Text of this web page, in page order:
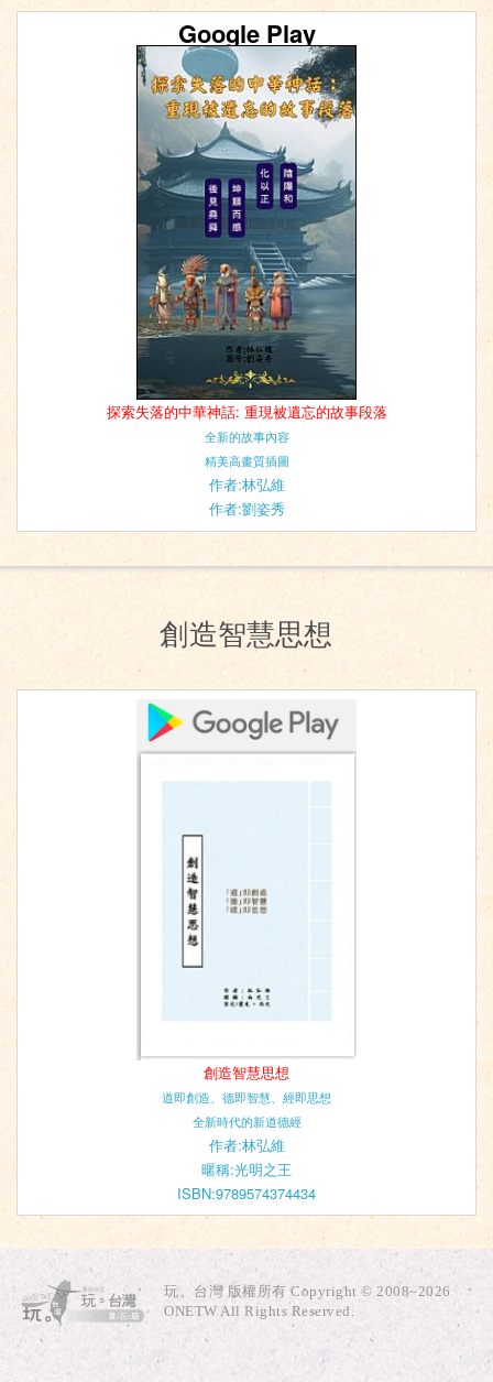
Google Play
探索失落的中華神話: 重現被遺忘的故事段落
全新的故事內容
精美高畫質插圖
作者:林弘維
作者:劉姿秀
創造智慧思想
創造智慧思想
道即創造、德即智慧、經即思想
全新時代的新道德經
作者:林弘維
暱稱:光明之王
ISBN:9789574374434
玩。台灣 版權所有 Copyright © 2008~2026
ONETW All Rights Reserved.